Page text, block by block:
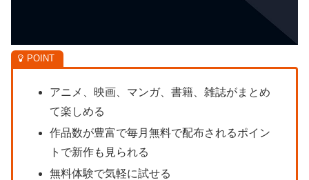
アニメ、映画、マンガ、書籍、雑誌がまとめ
て楽しめる
作品数が豊富で毎月無料で配布されるポイン
トで新作も見られる
無料体験で気軽に試せる